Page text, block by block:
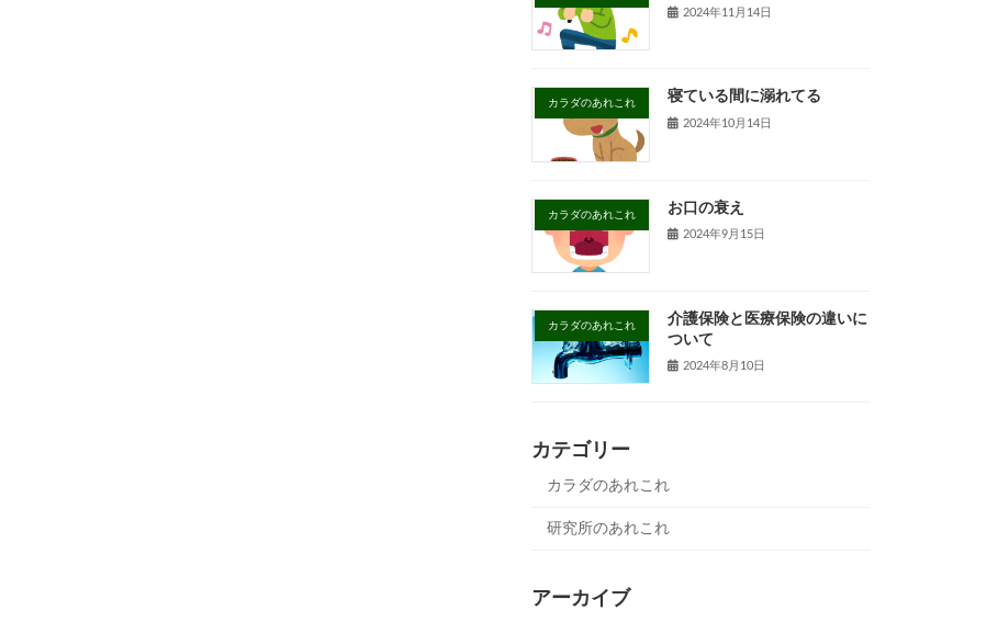
2024年11月14日
カラダのあれこれ 寝ている間に溺れてる
2024年10月14日
カラダのあれこれ お口の衰え
2024年9月15日
カラダのあれこれ
介護保険と医療保険の違いに
ついて
2024年8月10日
カテゴリー
カラダのあれこれ
研究所のあれこれ
アーカイブ